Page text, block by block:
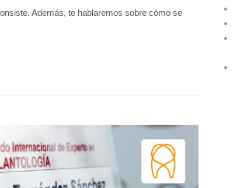
Además, te hablaremos sobre cómo se